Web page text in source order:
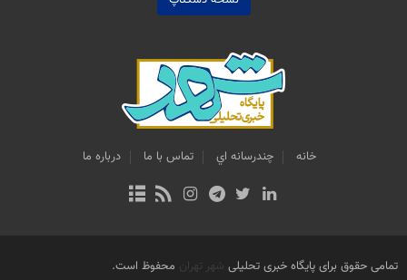
خانه چندرسانه اي تماس با ما درباره ما
تمامی حقوق برای پایگاه خبری تحلیلی شهر تهران محفوظ است.